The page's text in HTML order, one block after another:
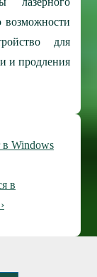
возможности
для
и продления
в Windows
в